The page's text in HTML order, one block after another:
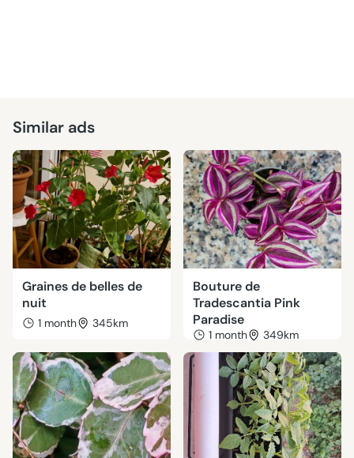
Similar ads
Graines de belles de
nuit
1 month 345km
Bouture de
Tradescantia Pink
Paradise
1 month 349km